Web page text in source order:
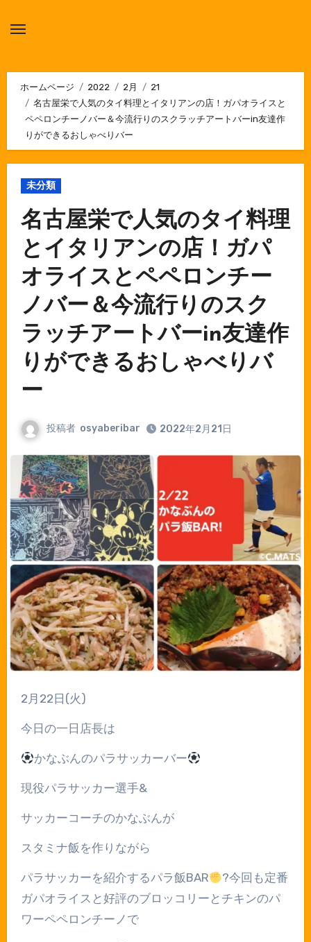
ホームページ 2022 2月
21
名古屋栄で人気のタイ料理とイタリアンの店！ガパオライスと
ペペロンチーノバー＆今流行りのスクラッチアートバーin友達作
りができるおしゃべりバー
未分類
名古屋栄で人気のタイ料理
とイタリアンの店！ガパ
オライスとペペロンチー
ノバー＆今流行りのスク
ラッチアートバーin友達作
りができるおしゃべりバ
ー
投稿者 osyaberibar 2022年2月21日
2 月 22 日 (火)
今日の一日店長は
かなぶんのパラサッカーバー
現役パラサッカー選手&
サッカーコーチのかなぶんが
スタミナ飯を作りながら
パラサッカーを紹介するパラ飯BAR ?今回も定番
ガパオライスと好評のブロッコリーとチキンのパ
ワーペペロンチーノで